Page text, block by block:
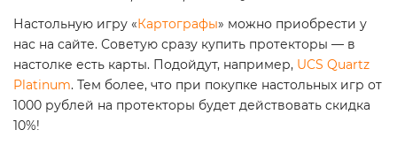
Настольную игру «Картографы» можно приобрести у
нас на сайте. Советую сразу купить протекторы — в
настолке есть карты. Подойдут, например, UCS Quartz
Platinum. Тем более, что при покупке настольных игр от
1000 рублей на протекторы будет действовать скидка
10%!